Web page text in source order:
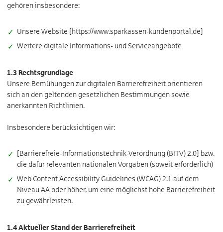
gehören insbesondere:
Unsere Website [https://www.sparkassen-kundenportal.de]
Weitere digitale Informations- und Serviceangebote
1.3 Rechtsgrundlage
Unsere Bemühungen zur digitalen Barrierefreiheit orientieren
sich an den geltenden gesetzlichen Bestimmungen sowie
anerkannten Richtlinien.
Insbesondere berücksichtigen wir:
[Barrierefreie-Informationstechnik-Verordnung (BITV) 2.0] bzw.
die dafür relevanten nationalen Vorgaben (soweit erforderlich)
Web Content Accessibility Guidelines (WCAG) 2.1 auf dem
Niveau AA oder höher, um eine möglichst hohe Barrierefreiheit
zu gewährleisten.
1.4 Aktueller Stand der Barrierefreiheit